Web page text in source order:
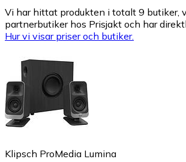
Vi har hittat produkten i totalt 9 butiker,
partnerbutiker hos Prisjakt och har
Hur vi visar priser och butiker.
Klipsch ProMedia Lumina